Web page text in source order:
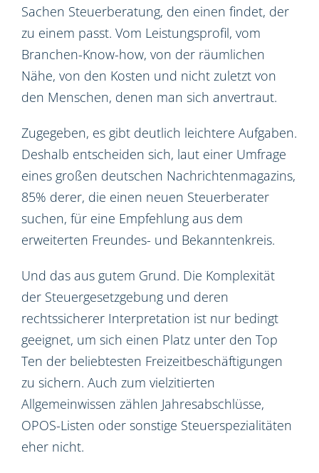
Sachen Steuerberatung, den einen findet, der
zu einem passt. Vom Leistungsprofil, vom
Branchen-Know-how, von der räumlichen
Nähe, von den Kosten und nicht zuletzt von
den Menschen, denen man sich anvertraut.
Zugegeben, es gibt deutlich leichtere Aufgaben.
Deshalb entscheiden sich, laut einer Umfrage
eines großen deutschen Nachrichtenmagazins,
85% derer, die einen neuen Steuerberater
suchen, für eine Empfehlung aus dem
erweiterten Freundes- und Bekanntenkreis.
Und das aus gutem Grund. Die Komplexität
der Steuergesetzgebung und deren
rechtssicherer Interpretation ist nur bedingt
geeignet, um sich einen Platz unter den Top
Ten der beliebtesten Freizeitbeschäftigungen
zu sichern. Auch zum vielzitierten
Allgemeinwissen zählen Jahresabschlüsse,
OPOS-Listen oder sonstige Steuerspezialitäten
eher nicht.